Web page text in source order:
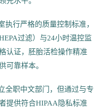
执行严格的质量控制标准，
过滤）与24小时温控监
认证，胚胎活检操作精准
可靠样本。
全职中文部门，但通过与专
提供符合HIPAA隐私标准